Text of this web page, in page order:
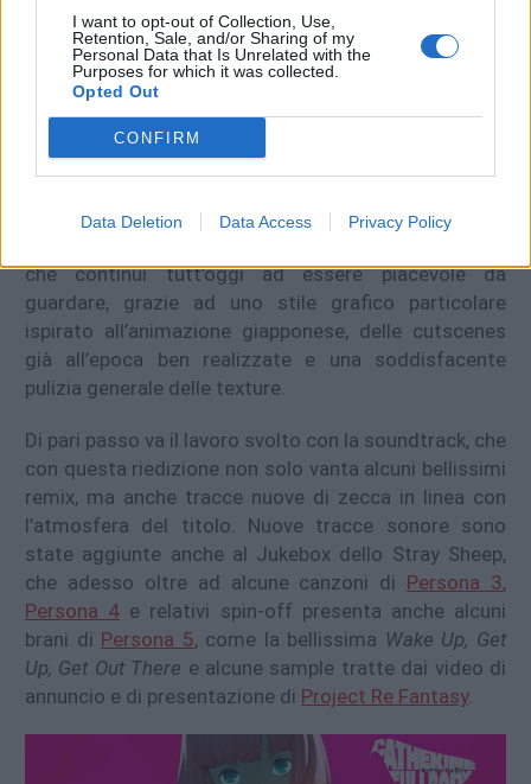
I want to opt-out of Collection, Use,
Retention, Sale, and/or Sharing of my
Personal Data that Is Unrelated with the
Purposes for which it was collected.
Opted Out
CONFIRM
Data Deletion Data Access Privacy Policy
Comparto Visivo e Sonoro – Musica, maestro!
dell’originale e sia chiaro cheCatherine:Full Body
che continui tutt’oggi ad essere piacevole da
guardare, grazie ad uno stile grafico particolare
ispirato all’animazione giapponese, delle cutscenes
già all’epoca ben realizzate e una soddisfacente
pulizia generale delle texture.
Di pari passo va il lavoro svolto con la soundtrack, che
con questa riedizione non solo vanta alcuni bellissimi
remix, ma anche tracce nuove di zecca in linea con
l’atmosfera del titolo. Nuove tracce sonore sono
state aggiunte anche al Jukebox dello Stray Sheep,
che adesso oltre ad alcune canzoni di Persona 3,
Persona 4 e relativi spin-off presenta anche alcuni
brani di Persona 5, come la bellissima Wake Up, Get
Up, Get Out There e alcune sample tratte dai video di
annuncio e di presentazione di Project Re Fantasy.